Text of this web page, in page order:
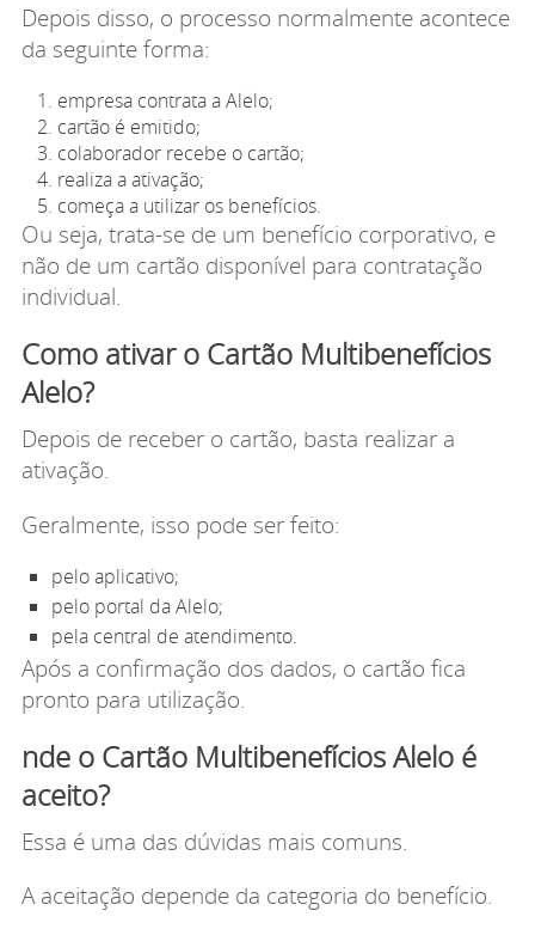
Depois disso, o processo normalmente acontece
da seguinte forma:
empresa contrata a Alelo;
cartão é emitido;
colaborador recebe o cartão;
realiza a ativação;
começa a utilizar os benefícios.
Ou seja, trata-se de um benefício corporativo, e
não de um cartão disponível para contratação
individual.
Como ativar o Cartão Multibenefícios
Alelo?
Depois de receber o cartão, basta realizar a
ativação.
Geralmente, isso pode ser feito:
pelo aplicativo;
pelo portal da Alelo;
pela central de atendimento.
Após a confirmação dos dados, o cartão fica
pronto para utilização.
nde o Cartão Multibenefícios Alelo é
aceito?
Essa é uma das dúvidas mais comuns.
A aceitação depende da categoria do benefício.